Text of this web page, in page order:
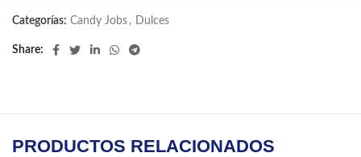
Categorías: Candy Jobs , Dulces
Share
PRODUCTOS RELACIONADOS